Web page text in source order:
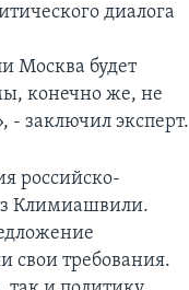
диалога
Москва будет
конечно же, не
- заключил эксперт.
российско-
Климиашвили.
свои требования.